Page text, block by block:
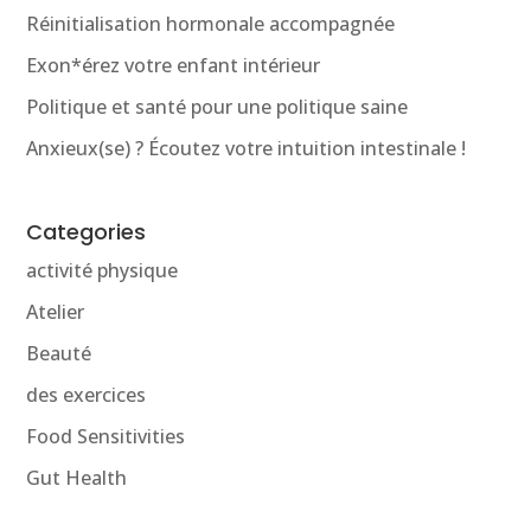
Réinitialisation hormonale accompagnée
Exon*érez votre enfant intérieur
Politique et santé pour une politique saine
Anxieux(se) ? Écoutez votre intuition intestinale !
Categories
activité physique
Atelier
Beauté
des exercices
Food Sensitivities
Gut Health